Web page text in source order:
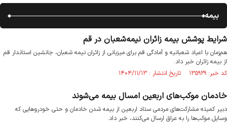
بیمه
شرایط پوشش بیمه‌ زائران نیمه‌شعبان در قم
هم‌زمان با اعیاد شعبانیه و آمادگی قم برای میزبانی از زائران نیمه شعبان، جانشین استاندار قم
از بیمه زائران خبر داد.
کد خبر: ۱۳۵۹۲۹ تاریخ انتشار : ۱۴۰۴/۱۱/۱۳
خادمان‌ موکب‌های اربعین امسال بیمه‌ می‌شوند
دبیر کمیته مشارکت‌های مردمی ستاد اربعین از بیمه شدن خادمان و حتی خودروهایی که
وسایل موکب‌ها را به عراق ارسال می‌کنند، خبر داد.